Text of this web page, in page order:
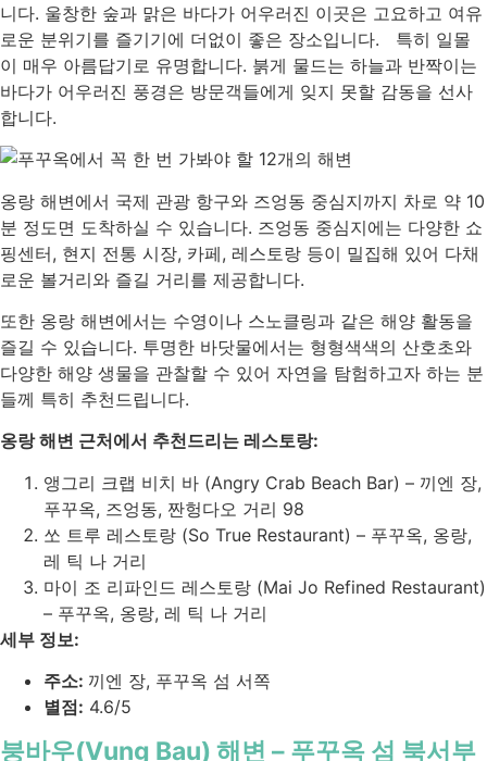
니다. 울창한 숲과 맑은 바다가 어우러진 이곳은 고요하고 여유
로운 분위기를 즐기기에 더없이 좋은 장소입니다. 특히 일몰
이 매우 아름답기로 유명합니다. 붉게 물드는 하늘과 반짝이는
바다가 어우러진 풍경은 방문객들에게 잊지 못할 감동을 선사
합니다.
옹랑 해변에서 국제 관광 항구와 즈엉동 중심지까지 차로 약 10
분 정도면 도착하실 수 있습니다. 즈엉동 중심지에는 다양한 쇼
핑센터, 현지 전통 시장, 카페, 레스토랑 등이 밀집해 있어 다채
로운 볼거리와 즐길 거리를 제공합니다.
또한 옹랑 해변에서는 수영이나 스노클링과 같은 해양 활동을
즐길 수 있습니다. 투명한 바닷물에서는 형형색색의 산호초와
다양한 해양 생물을 관찰할 수 있어 자연을 탐험하고자 하는 분
들께 특히 추천드립니다.
옹랑 해변 근처에서 추천드리는 레스토랑:
앵그리 크랩 비치 바 (Angry Crab Beach Bar) – 끼엔 장,
푸꾸옥, 즈엉동, 짠헝다오 거리 98
쏘 트루 레스토랑 (So True Restaurant) – 푸꾸옥, 옹랑,
레 틱 나 거리
마이 조 리파인드 레스토랑 (Mai Jo Refined Restaurant)
– 푸꾸옥, 옹랑, 레 틱 나 거리
세부 정보:
주소: 끼엔 장, 푸꾸옥 섬 서쪽
별점: 4.6/5
붕바우(Vung Bau) 해변 – 푸꾸옥 섬 북서부